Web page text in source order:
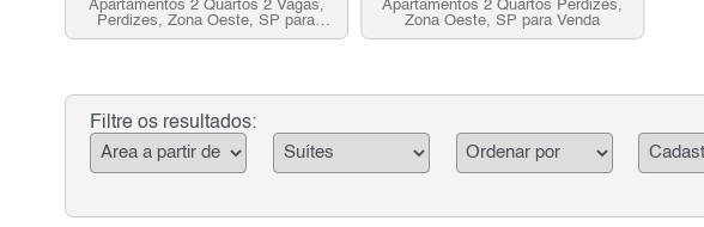
Apartamentos 2 Quartos 2 Vagas,
Perdizes, Zona Oeste, SP para
Venda
Apartamentos 2 Quartos Perdizes,
Zona Oeste, SP para Venda
Filtre os resultados: